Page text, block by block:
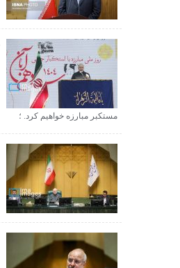
مستکبر مبارزه خواهیم کرد. ؛